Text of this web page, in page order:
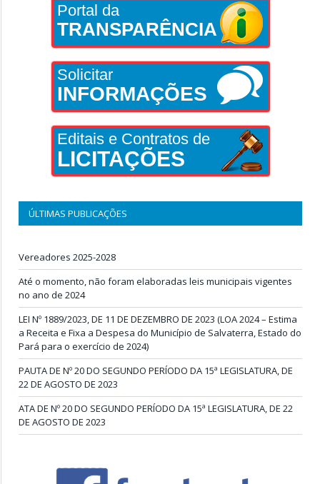
Portal da
TRANSPARÊNCIA
Solicitar
INFORMAÇÕES
Editais e Contratos de
LICITAÇÕES
ÚLTIMAS PUBLICAÇÕES
Vereadores 2025-2028
Até o momento, não foram elaboradas leis municipais vigentes
no ano de 2024
LEI Nº 1889/2023, DE 11 DE DEZEMBRO DE 2023 (LOA 2024 – Estima
a Receita e Fixa a Despesa do Município de Salvaterra, Estado do
Pará para o exercício de 2024)
PAUTA DE Nº 20 DO SEGUNDO PERÍODO DA 15ª LEGISLATURA, DE
22 DE AGOSTO DE 2023
ATA DE Nº 20 DO SEGUNDO PERÍODO DA 15ª LEGISLATURA, DE 22
DE AGOSTO DE 2023